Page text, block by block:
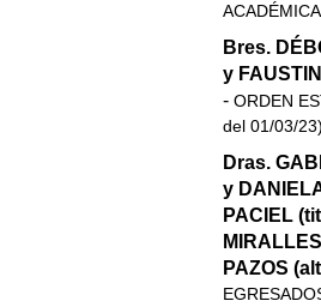
Bres.
y
-ORDEN
del 01/03/23)
Dras.
y
PACIEL
PAZOS